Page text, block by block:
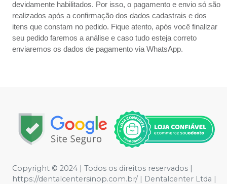
devidamente habilitados. Por isso, o pagamento e envio só são
realizados após a confirmação dos dados cadastrais e dos
itens que constam no pedido. Fique atento, após você finalizar
seu pedido faremos a análise e caso tudo esteja correto
enviaremos os dados de pagamento via WhatsApp.
Copyright © 2024 | Todos os direitos reservados |
https://dentalcentersinop.com.br/ | Dentalcenter Ltda |